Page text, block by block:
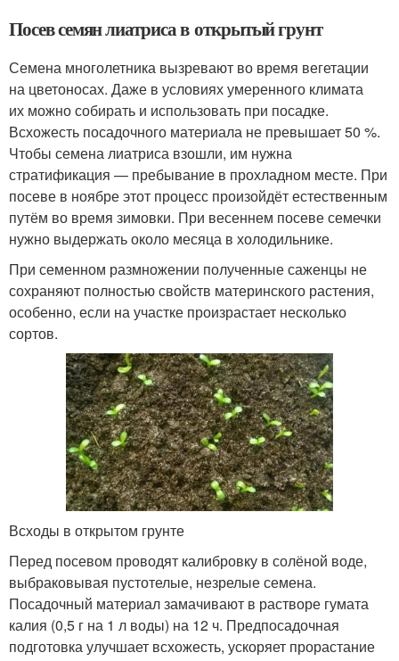
Посев семян лиатриса в открытый грунт
Семена многолетника вызревают во время вегетации
на цветоносах. Даже в условиях умеренного климата
их можно собирать и использовать при посадке.
Всхожесть посадочного материала не превышает 50 %.
Чтобы семена лиатриса взошли, им нужна
стратификация — пребывание в прохладном месте. При
посеве в ноябре этот процесс произойдёт естественным
путём во время зимовки. При весеннем посеве семечки
нужно выдержать около месяца в холодильнике.
При семенном размножении полученные саженцы не
сохраняют полностью свойств материнского растения,
особенно, если на участке произрастает несколько
сортов.
Всходы в открытом грунте
Перед посевом проводят калибровку в солёной воде,
выбраковывая пустотелые, незрелые семена.
Посадочный материал замачивают в растворе гумата
калия (0,5 г на 1 л воды) на 12 ч. Предпосадочная
подготовка улучшает всхожесть, ускоряет прорастание